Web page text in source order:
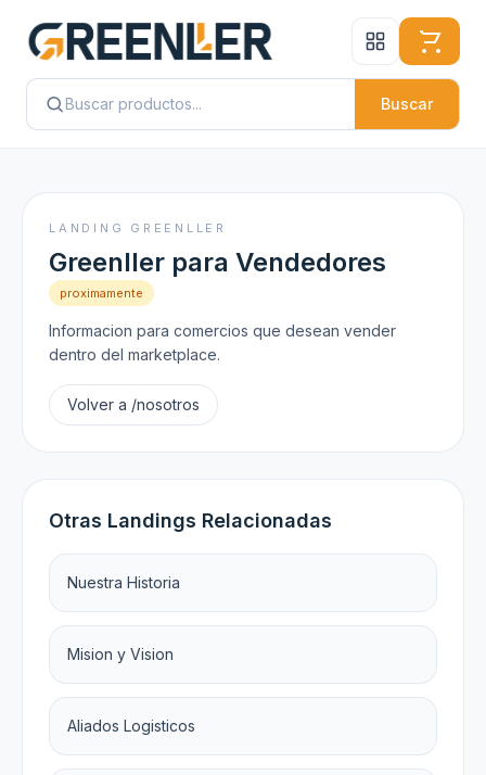
Buscar
LANDING GREENLLER
Greenller para Vendedores
proximamente
Informacion para comercios que desean vender
dentro del marketplace.
Volver a /nosotros
Otras Landings Relacionadas
Nuestra Historia
Mision y Vision
Aliados Logisticos